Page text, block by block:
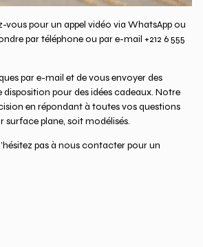
vous pour un appel vidéo via WhatsApp ou
par téléphone ou par e-mail +212 6 555
par e-mail et de vous envoyer des
pour des idées cadeaux. Notre
en répondant à toutes vos questions
surface plane, soit modélisés.
pas à nous contacter pour un